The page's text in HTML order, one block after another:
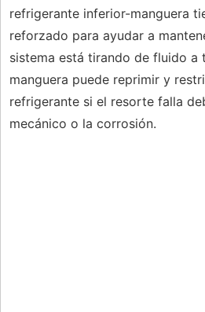
refrigerante inferior-manguera
reforzado para ayudar a
sistema está tirando de fluido a
manguera puede reprimir y
refrigerante si el resorte falla
mecánico o la corrosión.